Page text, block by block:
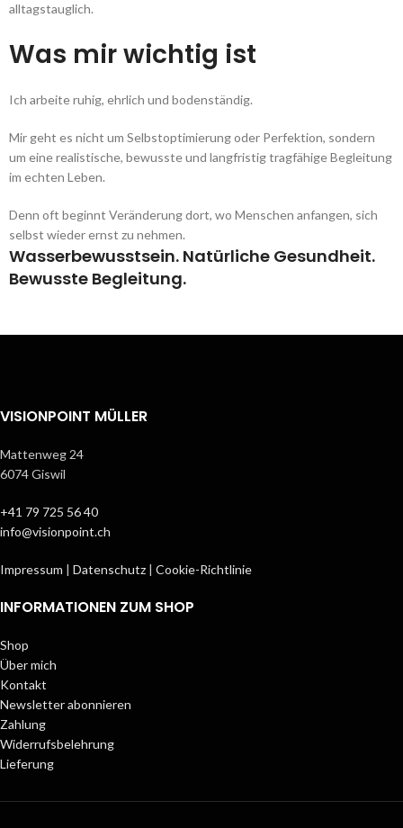
alltagstauglich.
Was mir wichtig ist
Ich arbeite ruhig, ehrlich und bodenständig.
Mir geht es nicht um Selbstoptimierung oder Perfektion, sondern
um eine realistische, bewusste und langfristig tragfähige Begleitung
im echten Leben.
Denn oft beginnt Veränderung dort, wo Menschen anfangen, sich
selbst wieder ernst zu nehmen.
Wasserbewusstsein. Natürliche Gesundheit.
Bewusste Begleitung.
VISIONPOINT MÜLLER
Mattenweg 24
6074 Giswil
+41 79 725 56 40
info@visionpoint.ch
Impressum | Datenschutz | Cookie-Richtlinie
INFORMATIONEN ZUM SHOP
Shop
Über mich
Kontakt
Newsletter abonnieren
Zahlung
Widerrufsbelehrung
Lieferung